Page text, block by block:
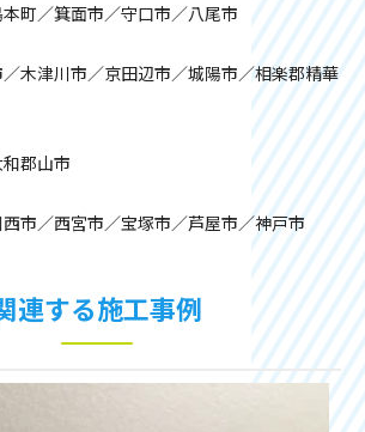
町／箕面市／守口市／八尾市
木津川市／京田辺市／城陽市／相楽郡精華
郡山市
市／西宮市／宝塚市／芦屋市／神戸市
連する施工事例